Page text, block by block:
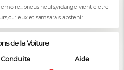
neufs,vidange vient d etre
et samsara s abstenir.
de la Voiture
Conduite Aide